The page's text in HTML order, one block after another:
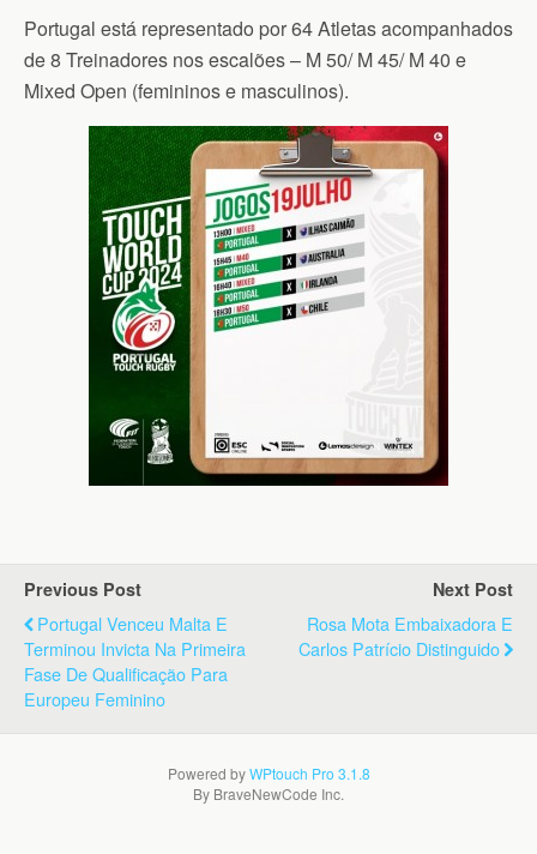
Portugal está representado por 64 Atletas acompanhados
de 8 Treinadores nos escalões – M 50/ M 45/ M 40 e
Mixed Open (femininos e masculinos).
Previous Post
Portugal Venceu Malta E
Terminou Invicta Na Primeira
Fase De Qualificação Para
Europeu Feminino
Next Post
Rosa Mota Embaixadora E
Carlos Patrício Distinguido
Powered byWPtouch Pro 3.1.8
By BraveNewCode Inc.